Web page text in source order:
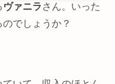
ヴァニラ さん。いった
でしょうか？